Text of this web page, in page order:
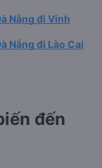
Nẵng đi Vinh
Nẵng đi Lào Cai
đến